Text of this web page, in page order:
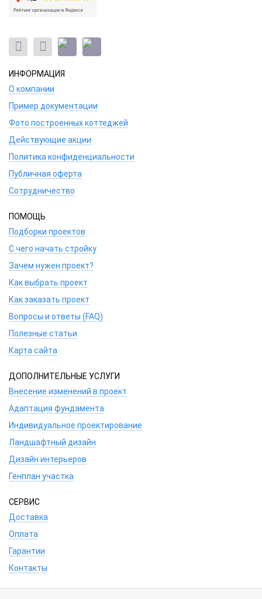
ИНФОРМАЦИЯ
О компании
Пример документации
Фото построенных коттеджей
Действующие акции
Политика конфиденциальности
Публичная оферта
Сотрудничество
ПОМОЩЬ
Подборки проектов
С чего начать стройку
Зачем нужен проект?
Как выбрать проект
Как заказать проект
Вопросы и ответы (FAQ)
Полезные статьи
Карта сайта
ДОПОЛНИТЕЛЬНЫЕ УСЛУГИ
Внесение изменений в проект
Адаптация фундамента
Индивидуальное проектирование
Ландшафтный дизайн
Дизайн интерьеров
Генплан участка
СЕРВИС
Доставка
Оплата
Гарантии
Контакты